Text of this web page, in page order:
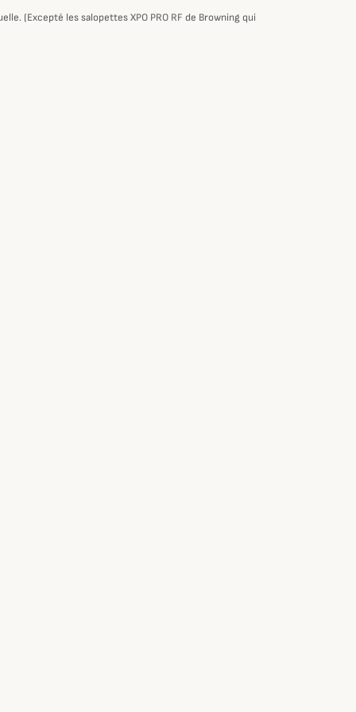
(Excepté les salopettes XPO PRO RF de Browning qui